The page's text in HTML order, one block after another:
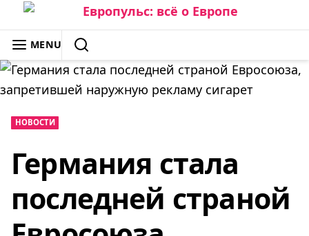
Skip
to
content
ЕВРОПУЛЬС: ВСЁ О ЕВРОПЕ
MENU
SEARCH
НОВОСТИ
Германия стала
последней страной